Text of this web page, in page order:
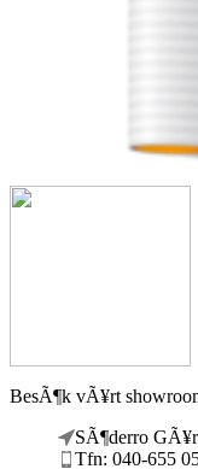
BesÃ¶k vÃ¥rt
SÃ¶derro
Tfn: 040-655